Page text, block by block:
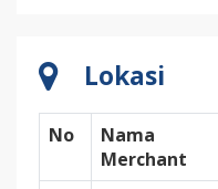
Lokasi
No
Nama
Merchant